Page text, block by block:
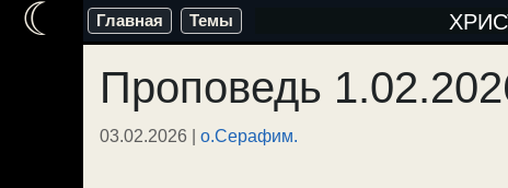
Перейти
содержимому
Главная Темы
Проповедь
03.02.2026 | о.Серафим.
☾